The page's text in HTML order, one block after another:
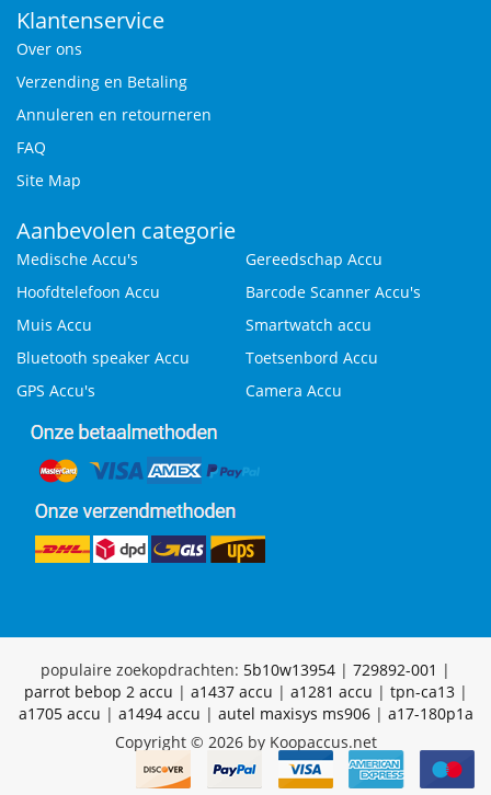
Klantenservice
Over ons
Verzending en Betaling
Annuleren en retourneren
FAQ
Site Map
Aanbevolen categorie
Medische Accu's
Gereedschap Accu
Hoofdtelefoon Accu
Barcode Scanner Accu's
Muis Accu
Smartwatch accu
Bluetooth speaker Accu
Toetsenbord Accu
GPS Accu's
Camera Accu
populaire zoekopdrachten: 5b10w13954 | 729892-001 |
parrot bebop 2 accu | a1437 accu | a1281 accu | tpn-ca13|
a1705 accu | a1494 accu | autel maxisys ms906| a17-180p1a
Copyright © 2026 by Koopaccus.net